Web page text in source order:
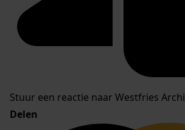
Stuur een reactie naar Westfries
Delen